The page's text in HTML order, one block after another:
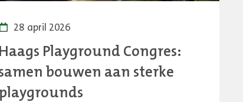
28 april 2026
Haags Playground Congres:
bouwen aan sterke